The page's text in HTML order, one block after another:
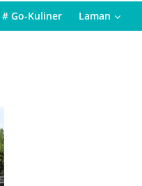
# Go-Kuliner Laman